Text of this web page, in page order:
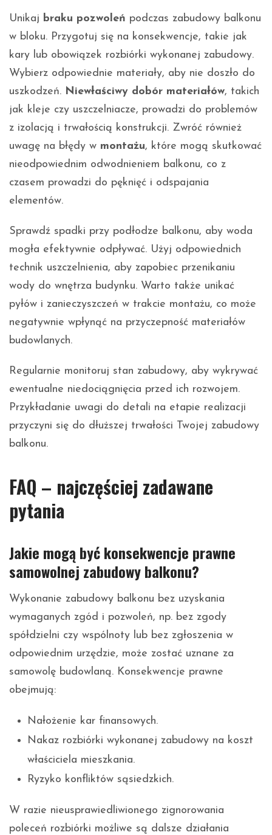
Unikaj braku pozwoleń podczas zabudowy balkonu
w bloku. Przygotuj się na konsekwencje, takie jak
kary lub obowiązek rozbiórki wykonanej zabudowy.
Wybierz odpowiednie materiały, aby nie doszło do
uszkodzeń. Niewłaściwy dobór materiałów, takich
jak kleje czy uszczelniacze, prowadzi do problemów
z izolacją i trwałością konstrukcji. Zwróć również
uwagę na błędy w montażu, które mogą skutkować
nieodpowiednim odwodnieniem balkonu, co z
czasem prowadzi do pęknięć i odspajania
elementów.
Sprawdź spadki przy podłodze balkonu, aby woda
mogła efektywnie odpływać. Użyj odpowiednich
technik uszczelnienia, aby zapobiec przenikaniu
wody do wnętrza budynku. Warto także unikać
pyłów i zanieczyszczeń w trakcie montażu, co może
negatywnie wpłynąć na przyczepność materiałów
budowlanych.
Regularnie monitoruj stan zabudowy, aby wykrywać
ewentualne niedociągnięcia przed ich rozwojem.
Przykładanie uwagi do detali na etapie realizacji
przyczyni się do dłuższej trwałości Twojej zabudowy
balkonu.
FAQ – najczęściej zadawane
pytania
Jakie mogą być konsekwencje prawne
samowolnej zabudowy balkonu?
Wykonanie zabudowy balkonu bez uzyskania
wymaganych zgód i pozwoleń, np. bez zgody
spółdzielni czy wspólnoty lub bez zgłoszenia w
odpowiednim urzędzie, może zostać uznane za
samowolę budowlaną. Konsekwencje prawne
obejmują:
Nałożenie kar finansowych.
Nakaz rozbiórki wykonanej zabudowy na koszt
właściciela mieszkania.
Ryzyko konfliktów sąsiedzkich.
W razie nieusprawiedliwionego zignorowania
poleceń rozbiórki możliwe są dalsze działania